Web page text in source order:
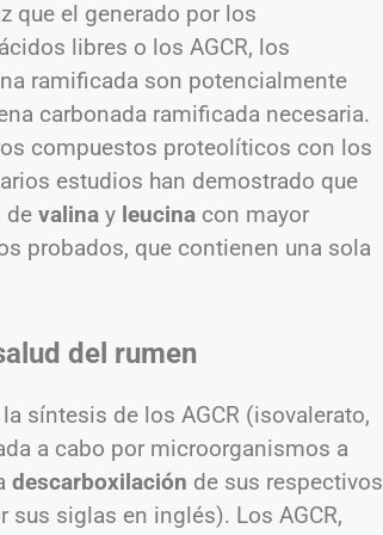
que el generado por los
libres o los AGCR, los
ramificada son potencialmente
carbonada ramificada necesaria.
compuestos proteolíticos con los
estudios han demostrado que
de valina y leucina con mayor
probados, que contienen una sola
del rumen
síntesis de los AGCR (isovalerato,
a cabo por microorganismos a
descarboxilación de sus respectivos
siglas en inglés). Los AGCR,